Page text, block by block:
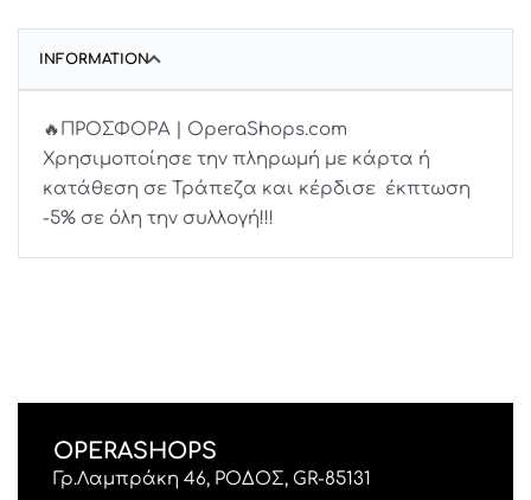
INFORMATION
🔥ΠΡΟΣΦΟΡΑ | OperaShops.com
Χρησιμοποίησε την πληρωμή με κάρτα ή
κατάθεση σε Τράπεζα και κέρδισε έκπτωση
-5% σε όλη την συλλογή!!!
OPERASHOPS
Γρ.Λαμπράκη 46, ΡΟΔΟΣ, GR-85131